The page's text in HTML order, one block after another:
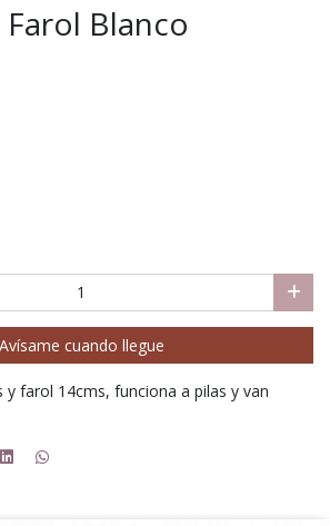
Farol Blanco
Avísame cuando llegue
y farol 14cms, funciona a pilas y van